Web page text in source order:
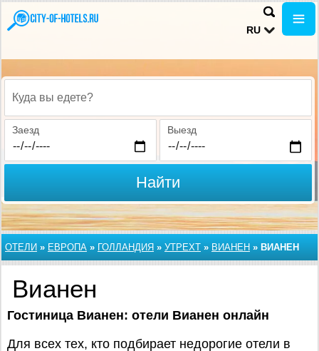
RU
Куда вы едете?
Заезд Выезд
Найти
ОТЕЛИ » ЕВРОПА » ГОЛЛАНДИЯ » УТРЕХТ » ВИАНЕН » ВИАНЕН
Вианен
Гостиница Вианен: отели Вианен онлайн
Для всех тех, кто подбирает недорогие отели в